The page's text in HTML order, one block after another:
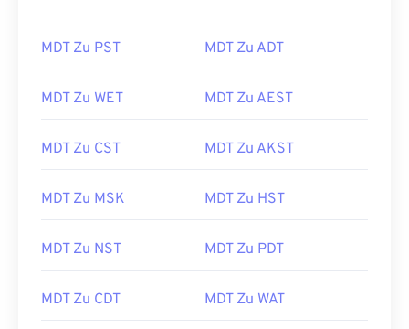
MDT Zu PST MDT Zu ADT
MDT Zu WET MDT Zu AEST
MDT Zu CST MDT Zu AKST
MDT Zu MSK MDT Zu HST
MDT Zu NST MDT Zu PDT
MDT Zu CDT MDT Zu WAT